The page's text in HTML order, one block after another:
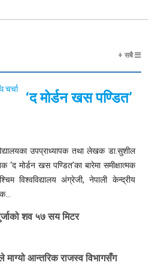
+ सबै
‘द मोर्डन खस पण्डित’
उपप्राध्यापक तथा लेखक डा.सुशील
‘द मोर्डन खस पण्डित’का बारेमा समीक्षात्मक
विश्वविद्यालय अंग्रेजी, नेपाली केन्द्रीय
पुर्जाको शव ५७ सय मिटर
माग्यो आन्तरिक राजस्व विभागसँग